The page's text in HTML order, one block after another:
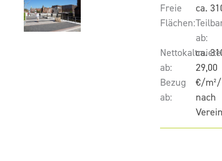
Freie
Flächen:
ca.
ab:
ca.
Nettokaltmiete
ab:
29,00
€/
Bezug
ab:
nach